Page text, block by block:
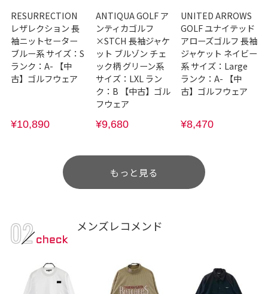
RESURRECTION
レザレクション 長
袖ニットセーター
ブルー系 サイズ：S
ランク：A- 【中
古】ゴルフウェア
¥10,890
ANTIQUA GOLF ア
ンティカゴルフ
×STCH 長袖ジャケ
ット ブルゾン チェ
ック柄 グリーン系
サイズ：LXL ラン
ク：B 【中古】ゴル
フウェア
¥9,680
UNITED ARROWS
GOLF ユナイテッド
アローズゴルフ 長袖
ジャケット ネイビー
系 サイズ：Large
ランク：A- 【中
古】ゴルフウェア
¥8,470
もっと見る
メンズレコメンド